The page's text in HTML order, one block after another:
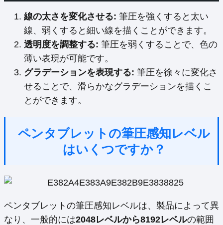
線の太さを変化させる: 筆圧を強くすると太い
線、弱くすると細い線を描くことができます。
透明度を調整する: 筆圧を弱くすることで、色の
薄い表現が可能です。
グラデーションを表現する: 筆圧を徐々に変化さ
せることで、滑らかなグラデーションを描くこ
とができます。
ペンタブレットの筆圧感知レベル
はいくつですか？
ペンタブレットの筆圧感知レベルは、製品によって異
なり、一般的には2048レベルから8192レベルの範囲